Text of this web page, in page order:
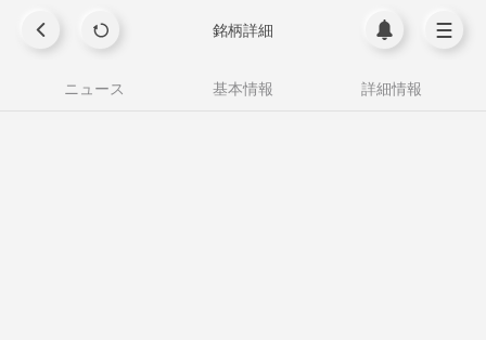
銘柄詳細
ニュース 基本情報 詳細情報